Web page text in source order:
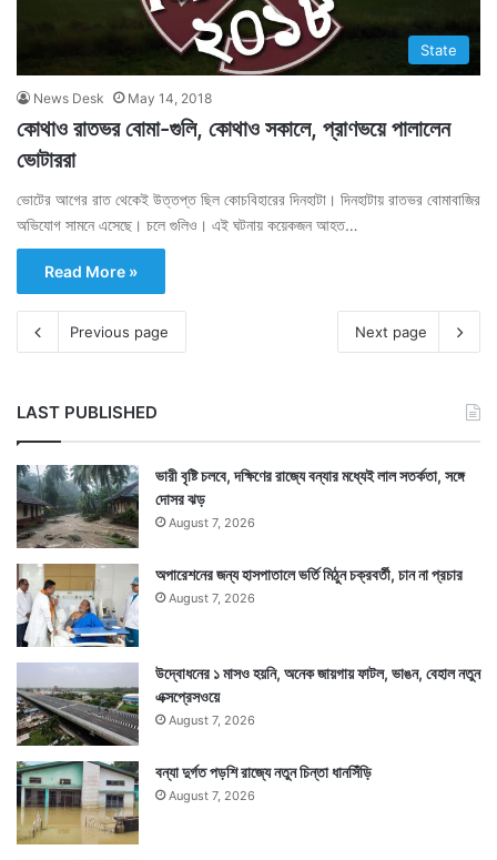
State
News Desk May 14, 2018
কোথাও রাতভর বোমা-গুলি, কোথাও সকালে, প্রাণভয়ে পালালেন
ভোটাররা
ভোটের আগের রাত থেকেই উত্তপ্ত ছিল কোচবিহারের দিনহাটা। দিনহাটায় রাতভর বোমাবাজির
অভিযোগ সামনে এসেছে। চলে গুলিও। এই ঘটনায় কয়েকজন আহত…
Read More »
Previous page Next page
LAST PUBLISHED
ভারী বৃষ্টি চলবে, দক্ষিণের রাজ্যে বন্যার মধ্যেই লাল সতর্কতা, সঙ্গে
দোসর ঝড়
August 7, 2026
অপারেশনের জন্য হাসপাতালে ভর্তি মিঠুন চক্রবর্তী, চান না প্রচার
August 7, 2026
উদ্বোধনের ১ মাসও হয়নি, অনেক জায়গায় ফাটল, ভাঙন, বেহাল নতুন
এক্সপ্রেসওয়ে
August 7, 2026
বন্যা দুর্গত পড়শি রাজ্যে নতুন চিন্তা ধানসিঁড়ি
August 7, 2026